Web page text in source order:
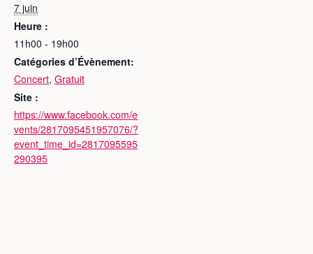
7 juin
Heure :
11h00 - 19h00
Catégories d’Évènement:
Concert, Gratuit
Site :
https://www.facebook.com/e
vents/2817095451957076/?
event_time_id=2817095595
290395